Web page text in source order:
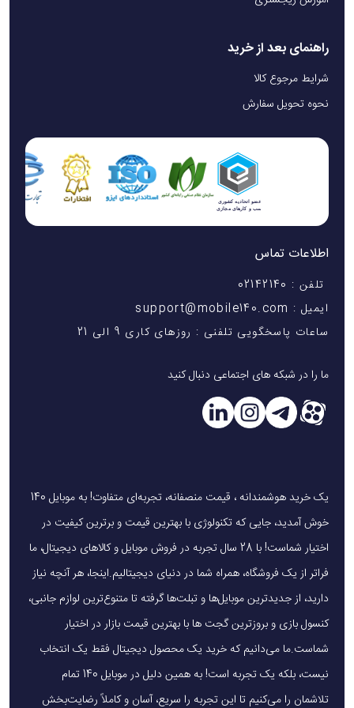
شارژ یا قطع شدن صدا وجود ندارد. حتی گیمرها هم می‌توانند از
نکات کلیدی در استفاده از هندزفری سیمی گرین لاین
برای افزایش عمر هندزفری، بهتر است کابل آن همیشه به صورت
مرتب جمع شود و از پیچاندن یا فشار بیش از حد به سیم
خودداری کنید. همچنین توصیه می‌شود صدا در سطح متوسط
احساس شود. نکته ی دیگری که وجود دارد این است باید سایتی
است که از آن خریداری می کنید باید معتبر باشد، سایت
پیشنهادی ما به شماسایت موبایل 140 است.
پرسش‌های متداول
کیفیت صدای استریو و واضح دارد که برای موسیقی و مکالمه
بسیار مناسب است.
۳. آیا هندزفری سیمی گرین لاین Stereo Lightning نیاز به شارژ
دارد؟
خیر، این مدل باسیم است و انرژی خود را از طریق پورت
Lightning دریافت می‌کند.
راهنمای بعد از خرید
شرایط مرجوع کالا
نحوه تحویل سفارش
اطلاعات تماس
تلفن : 02142140
ایمیل : support@mobile140.com
ساعات پاسخگویی تلفنی : روزهای کاری 9 الی 21
ما را در شبکه های اجتماعی دنبال کنید
یک خرید هوشمندانه ، قیمت منصفانه، تجربه‌ای متفاوت! به موبایل 140
خوش آمدید، جایی که تکنولوژی با بهترین قیمت و برترین کیفیت در
اختیار شماست! با 28 سال تجربه در فروش موبایل و کالاهای دیجیتال، ما
فراتر از یک فروشگاه، همراه شما در دنیای دیجیتالیم.اینجا، هر آنچه نیاز
دارید، از جدیدترین موبایل‌ها و تبلت‌ها گرفته تا متنوع‌ترین لوازم جانبی،
کنسول بازی و بروزترین گجت ها با بهترین قیمت بازار در اختیار
شماست.ما می‌دانیم که خرید یک محصول دیجیتال فقط یک انتخاب
نیست، بلکه یک تجربه است! به همین دلیل در موبایل 140 تمام
تلاشمان را می‌کنیم تا این تجربه را سریع، آسان و کاملاً رضایت‌بخش